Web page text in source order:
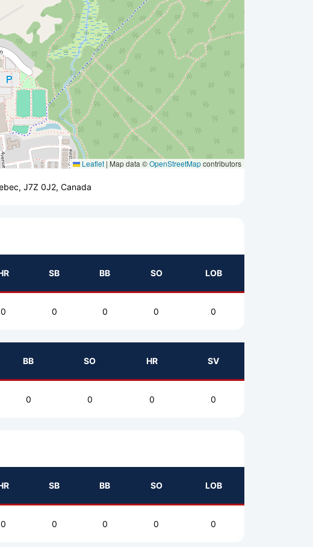
Leaflet | Map data ©OpenStreetMapcontributors
J7Z 0J2, Canada
SB BB SO LOB
0 0 0 0 0
BB SO HR SV
0 0 0 0
SB BB SO LOB
0 0 0 0 0